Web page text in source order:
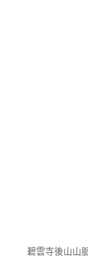
碧雲寺後山山